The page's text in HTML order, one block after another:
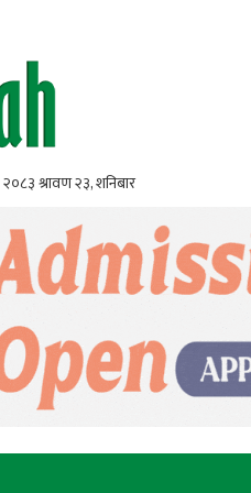
२०८३ श्रावण २३, शनिबार